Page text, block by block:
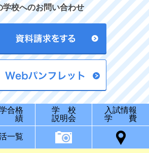
学校へのお問い合わせ
合格
績
学 校
説明会
入試情報
学 費
一覧